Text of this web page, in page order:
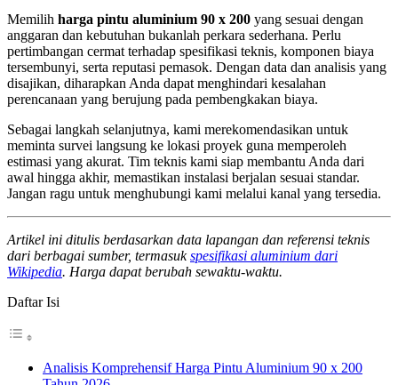
Memilih harga pintu aluminium 90 x 200 yang sesuai dengan
anggaran dan kebutuhan bukanlah perkara sederhana. Perlu
pertimbangan cermat terhadap spesifikasi teknis, komponen biaya
tersembunyi, serta reputasi pemasok. Dengan data dan analisis yang
disajikan, diharapkan Anda dapat menghindari kesalahan
perencanaan yang berujung pada pembengkakan biaya.
Sebagai langkah selanjutnya, kami merekomendasikan untuk
meminta survei langsung ke lokasi proyek guna memperoleh
estimasi yang akurat. Tim teknis kami siap membantu Anda dari
awal hingga akhir, memastikan instalasi berjalan sesuai standar.
Jangan ragu untuk menghubungi kami melalui kanal yang tersedia.
Artikel ini ditulis berdasarkan data lapangan dan referensi teknis
dari berbagai sumber, termasukspesifikasi aluminium dari
Wikipedia. Harga dapat berubah sewaktu-waktu.
Daftar Isi
Analisis Komprehensif Harga Pintu Aluminium 90 x 200